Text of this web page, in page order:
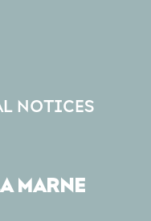
NOTICES
MARNE